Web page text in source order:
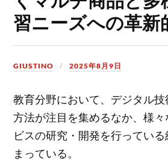
習ニーズへの革新
GIUSTINO 2025年8月9日
教育分野において、デジタル
方法が注目を集めるなか、様
ビスの研究・開発を行ってい
まっている。